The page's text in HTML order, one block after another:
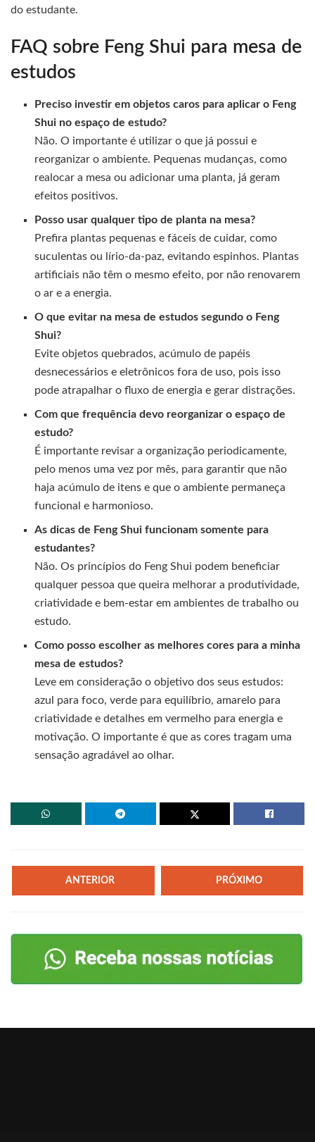
do estudante.
FAQ sobre Feng Shui para mesa de
estudos
Preciso investir em objetos caros para aplicar o Feng
Shui no espaço de estudo?
Não. O importante é utilizar o que já possui e
reorganizar o ambiente. Pequenas mudanças, como
realocar a mesa ou adicionar uma planta, já geram
efeitos positivos.
Posso usar qualquer tipo de planta na mesa?
Prefira plantas pequenas e fáceis de cuidar, como
suculentas ou lírio-da-paz, evitando espinhos. Plantas
artificiais não têm o mesmo efeito, por não renovarem
o ar e a energia.
O que evitar na mesa de estudos segundo o Feng
Shui?
Evite objetos quebrados, acúmulo de papéis
desnecessários e eletrônicos fora de uso, pois isso
pode atrapalhar o fluxo de energia e gerar distrações.
Com que frequência devo reorganizar o espaço de
estudo?
É importante revisar a organização periodicamente,
pelo menos uma vez por mês, para garantir que não
haja acúmulo de itens e que o ambiente permaneça
funcional e harmonioso.
As dicas de Feng Shui funcionam somente para
estudantes?
Não. Os princípios do Feng Shui podem beneficiar
qualquer pessoa que queira melhorar a produtividade,
criatividade e bem-estar em ambientes de trabalho ou
estudo.
Como posso escolher as melhores cores para a minha
mesa de estudos?
Leve em consideração o objetivo dos seus estudos:
azul para foco, verde para equilíbrio, amarelo para
criatividade e detalhes em vermelho para energia e
motivação. O importante é que as cores tragam uma
sensação agradável ao olhar.
ANTERIOR PRÓXIMO